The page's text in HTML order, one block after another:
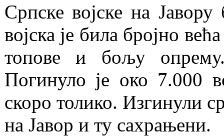
Српске војске на
војска је била бројно
топове и бољу
Погинуло је око 7.000
скоро толико. Изгинули
на Јавор и ту сахрањени.